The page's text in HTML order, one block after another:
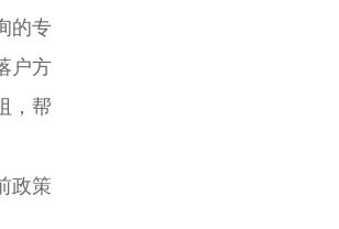
的专
户方
，帮
政策